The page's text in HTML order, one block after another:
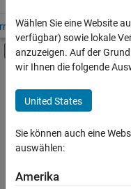
– Übersicht
Umschaltung
Hauptinhalt
Praktika
Commercial Sales
Education Sales
Inside Sales
Sales Operations
+7
Derzeit
Wählen Sie eine Website
verfügbar) sowie lokale
anzuzeigen. Auf der
wir Ihnen die folgende
United States
Sie können auch eine
auswählen:
Amerika